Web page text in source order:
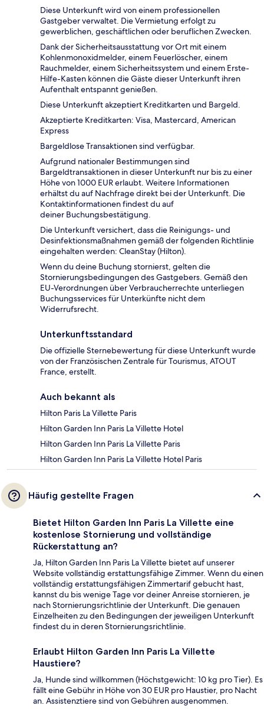
Diese Unterkunft wird von einem professionellen
Gastgeber verwaltet. Die Vermietung erfolgt zu
gewerblichen, geschäftlichen oder beruflichen Zwecken.
Dank der Sicherheitsausstattung vor Ort mit einem
Kohlenmonoxidmelder, einem Feuerlöscher, einem
Rauchmelder, einem Sicherheitssystem und einem Erste-
Hilfe-Kasten können die Gäste dieser Unterkunft ihren
Aufenthalt entspannt genießen.
Diese Unterkunft akzeptiert Kreditkarten und Bargeld.
Akzeptierte Kreditkarten: Visa, Mastercard, American
Express
Bargeldlose Transaktionen sind verfügbar.
Aufgrund nationaler Bestimmungen sind
Bargeldtransaktionen in dieser Unterkunft nur bis zu einer
Höhe von 1000 EUR erlaubt. Weitere Informationen
erhältst du auf Nachfrage direkt bei der Unterkunft. Die
Kontaktinformationen findest du auf
deiner Buchungsbestätigung.
Die Unterkunft versichert, dass die Reinigungs- und
Desinfektionsmaßnahmen gemäß der folgenden Richtlinie
eingehalten werden: CleanStay (Hilton).
Wenn du deine Buchung stornierst, gelten die
Stornierungsbedingungen des Gastgebers. Gemäß den
EU-Verordnungen über Verbraucherrechte unterliegen
Buchungsservices für Unterkünfte nicht dem
Widerrufsrecht.
Unterkunftsstandard
Die offizielle Sternebewertung für diese Unterkunft wurde
von der Französischen Zentrale für Tourismus, ATOUT
France, erstellt.
Auch bekannt als
Hilton Paris La Villette Paris
Hilton Garden Inn Paris La Villette Hotel
Hilton Garden Inn Paris La Villette Paris
Hilton Garden Inn Paris La Villette Hotel Paris
Häufig gestellte Fragen
Bietet Hilton Garden Inn Paris La Villette eine
kostenlose Stornierung und vollständige
Rückerstattung an?
Ja, Hilton Garden Inn Paris La Villette bietet auf unserer
Website vollständig erstattungsfähige Zimmer. Wenn du einen
vollständig erstattungsfähigen Zimmertarif gebucht hast,
kannst du bis wenige Tage vor deiner Anreise stornieren, je
nach Stornierungsrichtlinie der Unterkunft. Die genauen
Einzelheiten zu den Bedingungen der jeweiligen Unterkunft
findest du in deren Stornierungsrichtlinie.
Erlaubt Hilton Garden Inn Paris La Villette
Haustiere?
Ja, Hunde sind willkommen (Höchstgewicht: 10 kg pro Tier). Es
fällt eine Gebühr in Höhe von 30 EUR pro Haustier, pro Nacht
an. Assistenztiere sind von Gebühren ausgenommen.